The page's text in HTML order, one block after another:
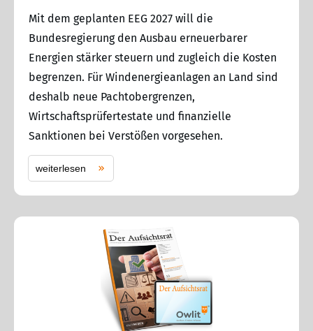
Mit dem geplanten EEG 2027 will die
Bundesregierung den Ausbau erneuerbarer
Energien stärker steuern und zugleich die Kosten
begrenzen. Für Windenergieanlagen an Land sind
deshalb neue Pachtobergrenzen,
Wirtschaftsprüfertestate und finanzielle
Sanktionen bei Verstößen vorgesehen.
weiterlesen